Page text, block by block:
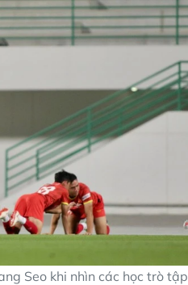
Seo khi nhìn các học trò tập